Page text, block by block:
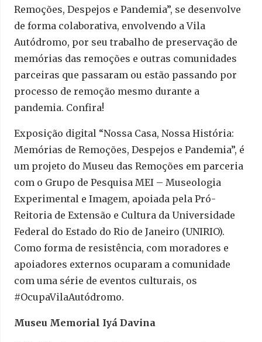
Remoções, Despejos e Pandemia”, se desenvolve
de forma colaborativa, envolvendo a Vila
Autódromo, por seu trabalho de preservação de
memórias das remoções e outras comunidades
parceiras que passaram ou estão passando por
processo de remoção mesmo durante a
pandemia. Confira!
Exposição digital “Nossa Casa, Nossa História:
Memórias de Remoções, Despejos e Pandemia”, é
um projeto do Museu das Remoções em parceria
com o Grupo de Pesquisa MEI – Museologia
Experimental e Imagem, apoiada pela Pró-
Reitoria de Extensão e Cultura da Universidade
Federal do Estado do Rio de Janeiro (UNIRIO).
Como forma de resistência, com moradores e
apoiadores externos ocuparam a comunidade
com uma série de eventos culturais, os
#OcupaVilaAutódromo.
Museu Memorial Iyá Davina